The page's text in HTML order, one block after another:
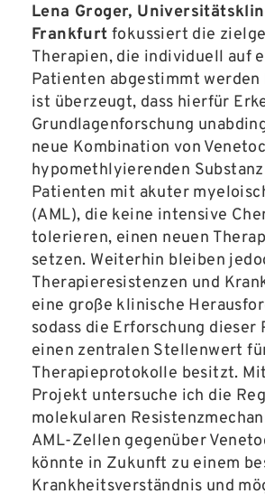
Lena Groger,
Frankfurt fokussiert die
Therapien, die individuell auf
Patienten abgestimmt werden
ist überzeugt, dass hierfür
Grundlagenforschung
neue Kombination von
hypomethlyierenden
Patienten mit akuter
(AML), die keine intensive
tolerieren, einen neuen
setzen. Weiterhin bleiben
Therapieresistenzen und
eine große klinische
sodass die Erforschung dieser
einen zentralen Stellenwert
Therapieprotokolle besitzt.
Projekt untersuche ich die
molekularen
AML-Zellen gegenüber
könnte in Zukunft zu einem
Krankheitsverständnis und